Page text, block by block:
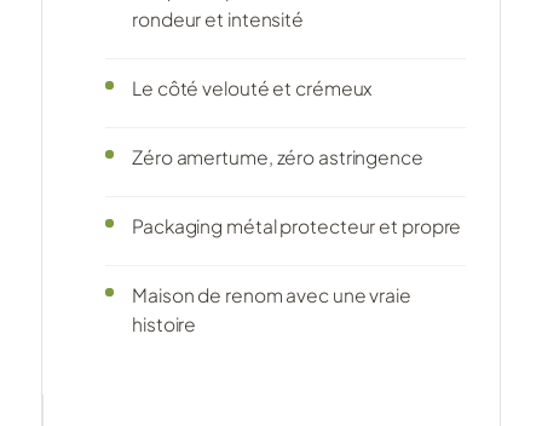
rondeur et intensité
Le côté velouté et crémeux
Zéro amertume, zéro astringence
Packaging métal protecteur et propre
Maison de renom avec une vraie
histoire